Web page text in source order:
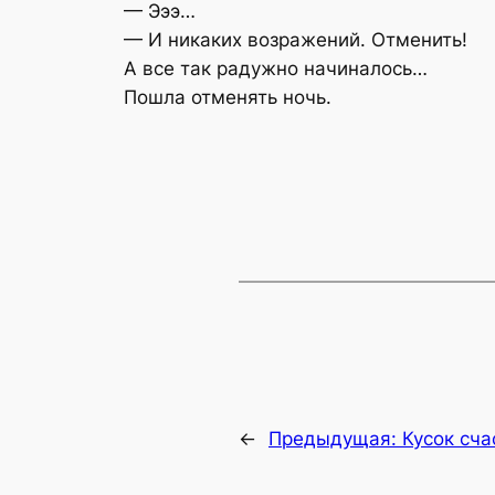
— Эээ…
— И никаких возражений. Отменить!
А все так радужно начиналось…
Пошла отменять ночь.
← Предыдущая: Кусок